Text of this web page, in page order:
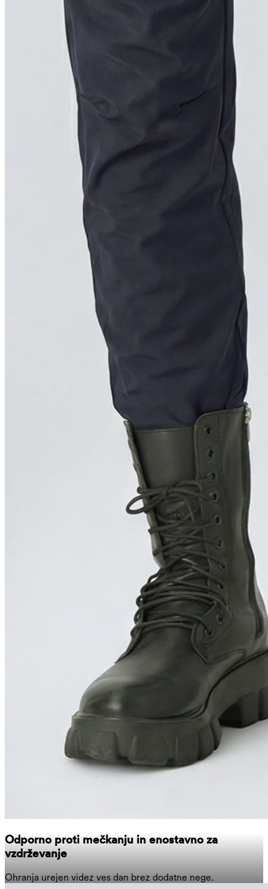
Odporno proti mečkanju in enostavno za
vzdrževanje
Ohranja urejen videz ves dan brez dodatne nege.